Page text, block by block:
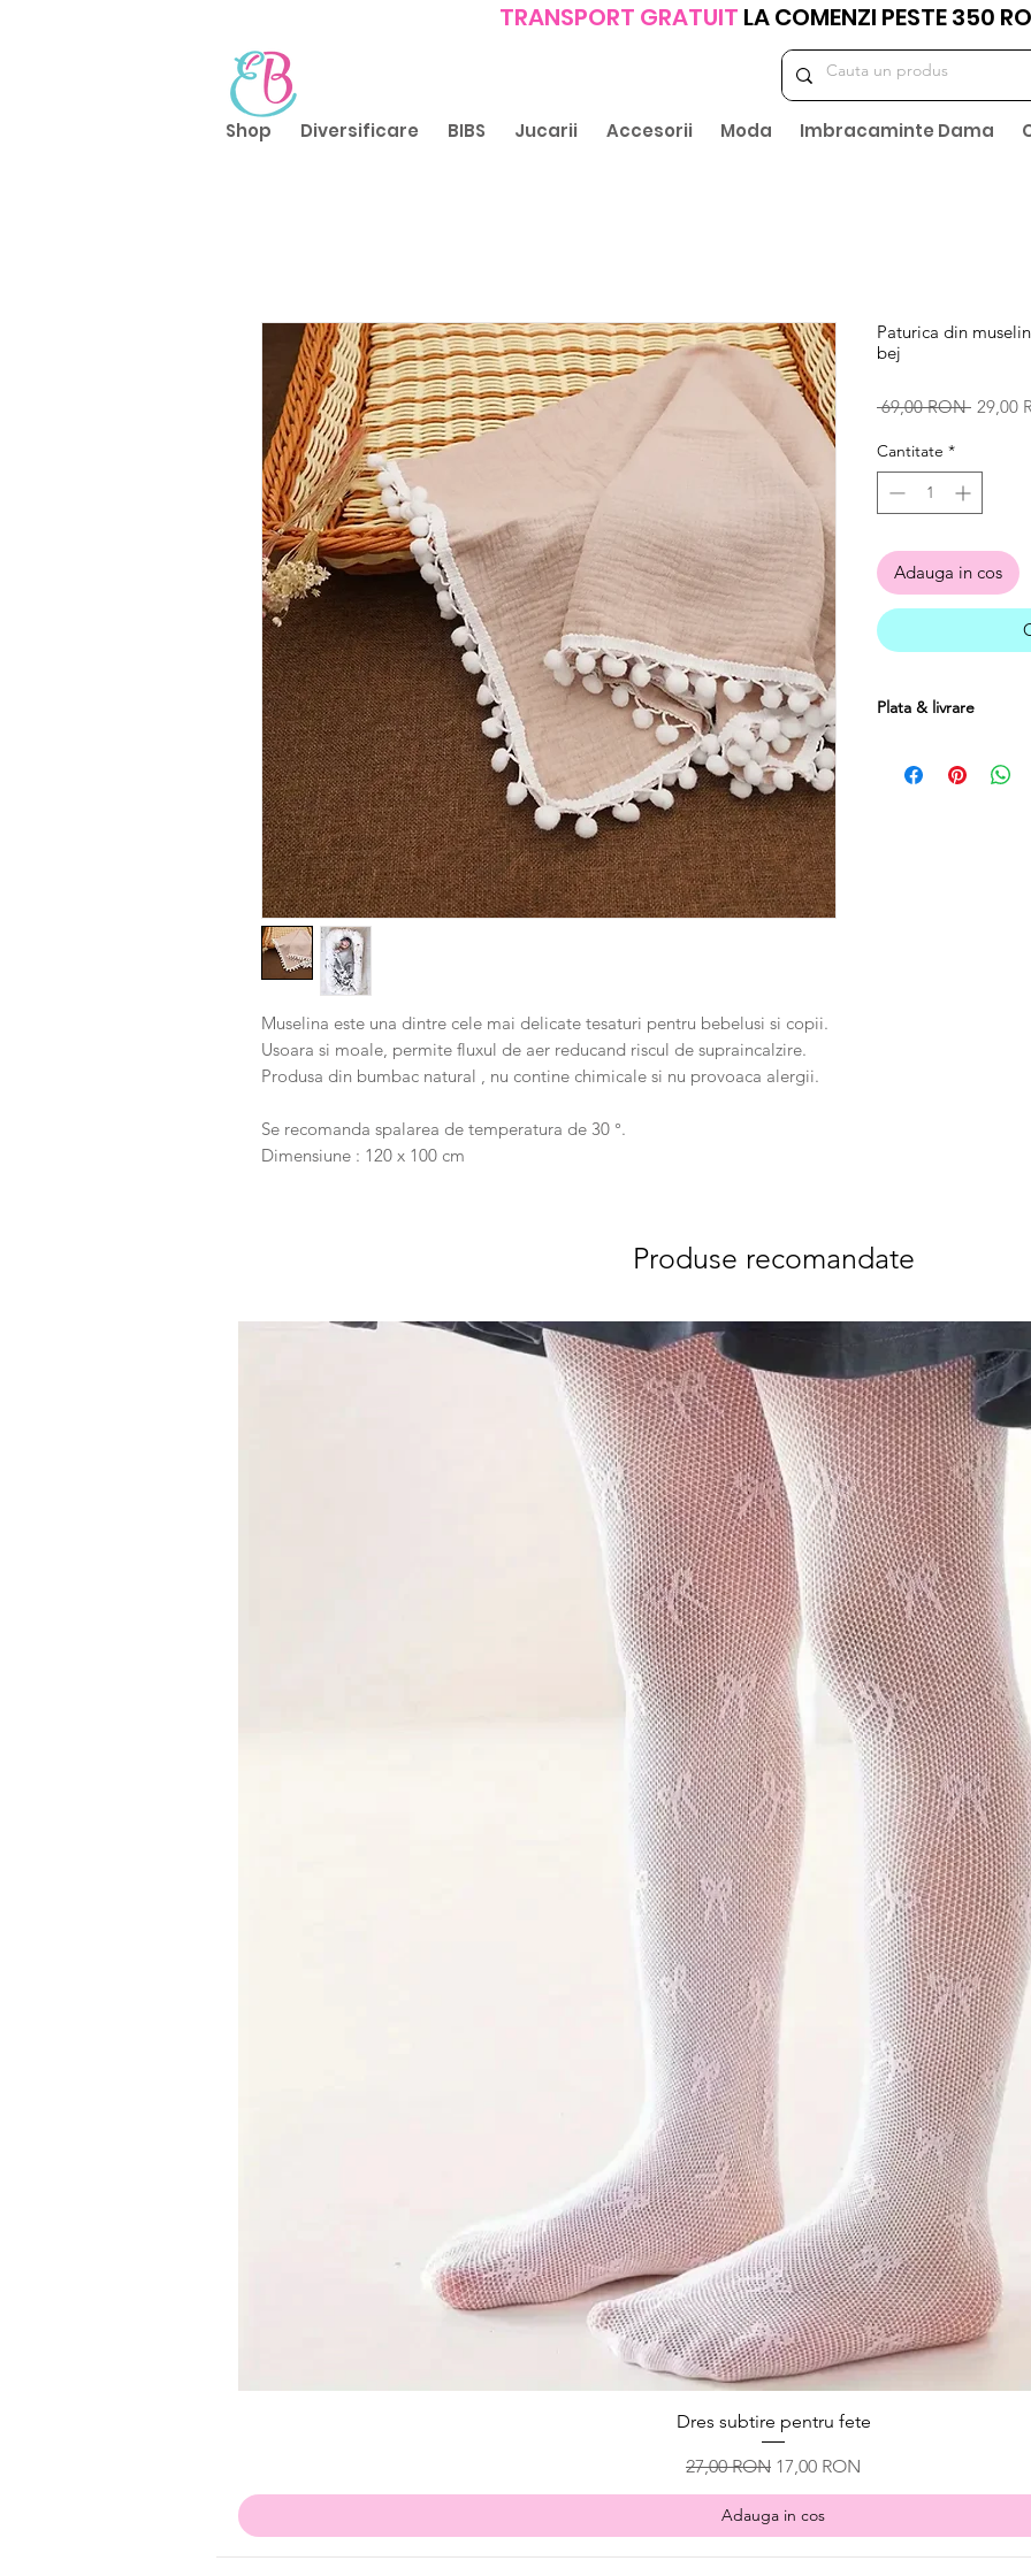
TRANSPORT GRATUIT LA COMENZI PESTE 350
Shop Diversificare BIBS Jucarii Accesorii Moda Imbracaminte Dama
Muselina este una dintre cele mai delicate tesaturi pentru bebelusi si copii.
Usoara si moale, permite fluxul de aer reducand riscul de supraincalzire.
Produsa din bumbac natural , nu contine chimicale si nu provoaca alergii.
Se recomanda spalarea de temperatura de 30 °.
Dimensiune : 120 x 100 cm
Paturica din
bej
69,00 RON Preț
29,00
Cantitate *
Adauga in cos
Plata & livrare
ramburs.
Produse recomandate
Afișare rapidă
Dres subtire pentru fete
Preț normal
27,00 RON Preț redus
17,00 RON
Adauga in cos